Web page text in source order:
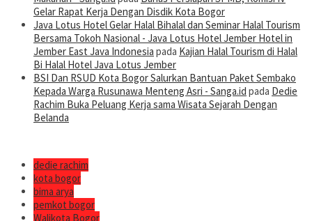
Gelar Rapat Kerja Dengan Disdik Kota Bogor
Java Lotus Hotel Gelar Halal Bihalal dan Seminar Halal Tourism
Bersama Tokoh Nasional - Java Lotus Hotel Jember Hotel in
Jember East Java Indonesia pada Kajian Halal Tourism di Halal
Bi Halal Hotel Java Lotus Jember
BSI Dan RSUD Kota Bogor Salurkan Bantuan Paket Sembako
Kepada Warga Rusunawa Menteng Asri - Sanga.id pada Dedie
Rachim Buka Peluang Kerja sama Wisata Sejarah Dengan
Belanda
dedie rachim
kota bogor
bima arya
pemkot bogor
Walikota Bogor